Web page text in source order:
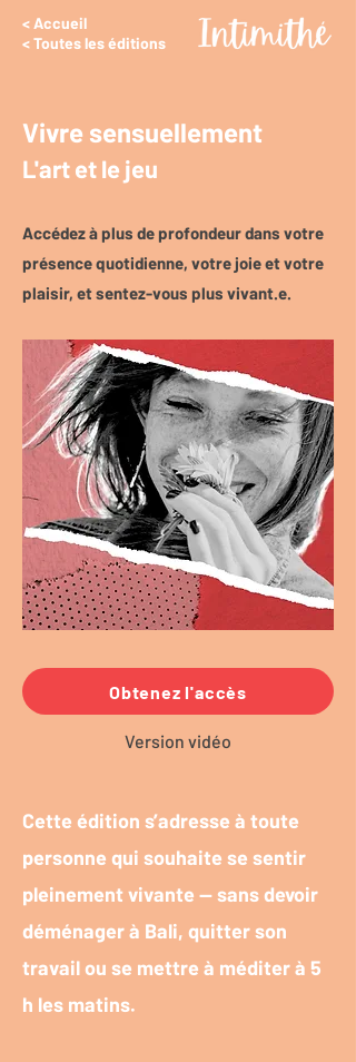
< Accueil
< Toutes les éditions
Vivre sensuellement
L'art et le jeu
Accédez à plus de profondeur dans votre
présence quotidienne, votre joie et votre
plaisir, et sentez-vous plus vivant.e.
Obtenez l'accès
Version vidéo
Cette édition s’adresse à toute
personne qui souhaite se sentir
pleinement vivante — sans devoir
déménager à Bali, quitter son
travail ou se mettre à méditer à 5
h les matins.